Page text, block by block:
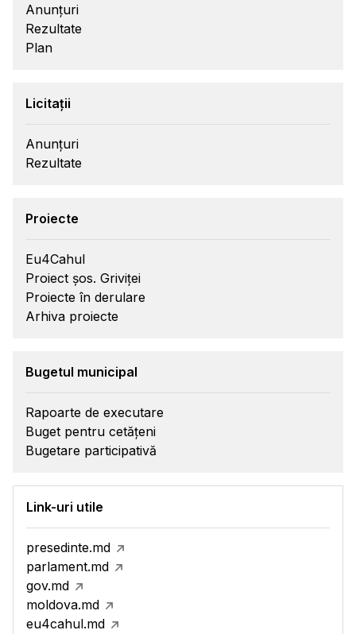
Anunțuri
Rezultate
Plan
Licitații
Anunțuri
Rezultate
Proiecte
Eu4Cahul
Proiect șos. Griviței
Proiecte în derulare
Arhiva proiecte
Bugetul municipal
Rapoarte de executare
Buget pentru cetățeni
Bugetare participativă
Link-uri utile
presedinte.md
parlament.md
gov.md
moldova.md
eu4cahul.md